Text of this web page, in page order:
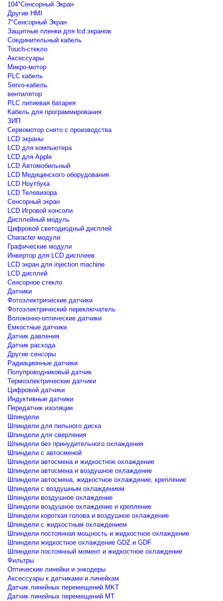
104"Сенсорный Экран
Другие HMI
7"Сенсорный Экран
Защитные пленки для lcd экранов
Соединительный кабель
Touch-стекло
Аксессуары
Микро-мотор
PLC кабель
Servo-кабель
вентилятор
PLC литиевая батарея
Кабель для программирования
ЗИП
Сервомотор снято с производства
LCD экраны
LCD для компьютера
LCD для Apple
LCD Автомобильный
LCD Медицинского оборудования
LCD Ноутбука
LCD Телевизора
Сенсорный экран
LCD Игровой консоли
Дисплейный модуль
Цифровой светодиодный дисплей
Сharacter модули
Графические модули
Инвертор для LCD дисплеев
LCD экран для injection machine
LCD дисплей
Сенсорное стекло
Датчики
Фотоэлектрические датчики
Фотоэлектрический переключатель
Волоконно-оптические датчики
Емкостные датчики
Датчик давления
Датчик расхода
Другие сенсоры
Радиационные датчики
Полупроводниковый датчик
Термоэлектрические датчики
Цифровой датчики
Индуктивные датчики
Передатчик изоляции
Шпиндели
Шпиндели для пильного диска
Шпиндели для сверления
Шпиндели без принудительного охлаждения
Шпиндели с автосменой
Шпиндели автосмена и жидкостное охлаждение
Шпиндели автосмена и воздушное охлаждение
Шпиндели автосмена, жидкостное охлаждение, крепление
Шпиндели с воздушным охлаждением
Шпиндели воздушное охлаждение
Шпиндели воздушное охлаждение и крепление
Шпиндели короткая голова и воздушное охлаждение
Шпиндели с жидкостным охлаждением
Шпиндели постоянная мощность и жидкостное охлаждение
Шпиндели жидкостное охлаждение GDZ и GDF
Шпиндели постоянный момент и жидкостное охлаждение
Фильтры
Оптические линейки и энкодеры
Аксессуары к датчиками и линейкам
Датчик линейных перемещений MKT
Датчик линейных перемещений MT